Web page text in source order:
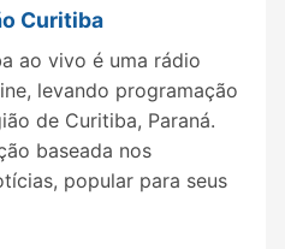
Curitiba
ao vivo é uma rádio
levando programação
de Curitiba, Paraná.
baseada nos
popular para seus